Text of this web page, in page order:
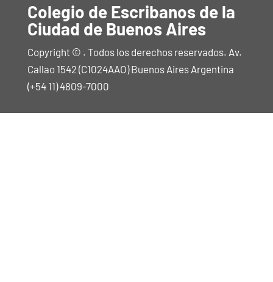
Colegio de Escribanos de la
Ciudad de Buenos Aires
Copyright © . Todos los derechos reservados. Av.
Callao 1542 (C1024AAO) Buenos Aires Argentina
(+54 11) 4809-7000